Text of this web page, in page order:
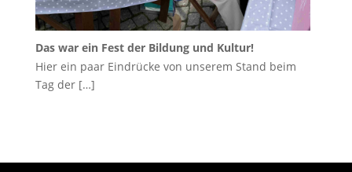
Das war ein Fest der Bildung und Kultur!
Hier ein paar Eindrücke von unserem Stand beim
Tag der […]